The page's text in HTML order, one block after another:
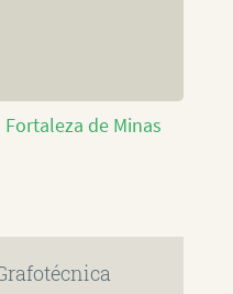
de Minas